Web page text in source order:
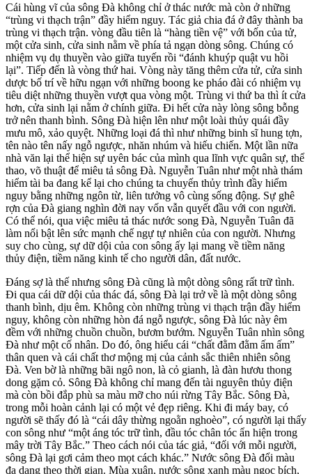
Cái hùng vĩ của sông Đà không chỉ ở thác nước mà còn ở những
“trùng vi thạch trận” đầy hiểm nguy. Tác giả chia đá ở đây thành ba
trùng vi thạch trận. vòng đầu tiên là “hàng tiền vệ” với bốn của tử,
một cửa sinh, cửa sinh nằm về phía tả ngạn dòng sông. Chúng có
nhiệm vụ dụ thuyền vào giữa tuyến rồi “đánh khuýp quật vu hồi
lại”. Tiếp đến là vòng thứ hai. Vòng này tăng thêm cửa tử, cửa sinh
dược bố trí về hữu ngạn với những boong ke pháo đài có nhiệm vụ
tiêu diệt những thuyền vượt qua vòng một. Trùng vi thứ ba thì ít cửa
hơn, cửa sinh lại nằm ở chính giữa. Đi hết cửa này lòng sông bỗng
trở nên thanh bình. Sông Đà hiện lên như một loài thủy quái đầy
mưu mô, xảo quyệt. Những loại đá thì như những binh sĩ hung tợn,
tên nào tên nấy ngỗ ngược, nhăn nhúm và hiếu chiến. Một lần nữa
nhà văn lại thể hiện sự uyên bác của mình qua lĩnh vực quân sự, thể
thao, võ thuật để miêu tả sông Đà. Nguyễn Tuân như một nhà thám
hiểm tài ba đang kể lại cho chúng ta chuyến thủy trình đầy hiểm
nguy bằng những ngôn từ, liên tưởng vô cùng sống động. Sự ghê
rợn của Đà giang nghìn đời nay vốn vẫn quyết đầu với con người.
Có thể nói, qua việc miêu tả thác nước song Đà, Nguyễn Tuân đã
làm nổi bật lên sức mạnh chế ngự tự nhiên của con người. Nhưng
suy cho cùng, sự dữ dội của con sông ấy lại mang về tiềm năng
thủy điện, tiềm năng kinh tế cho người dân, đất nước.
Đáng sợ là thế nhưng sông Đà cũng là một dòng sông rất trữ tình.
Đi qua cái dữ dội của thác đá, sông Đà lại trở về là một dòng sông
thanh bình, dịu êm. Không còn những trùng vi thạch trận đầy hiểm
nguy, không còn những hòn đá ngỗ ngược, sông Đà lúc này êm
đềm với những chuồn chuồn, bươm bướm. Nguyễn Tuân nhìn sông
Đà như một cố nhân. Do đó, ông hiểu cái “chất đằm đằm ấm ấm”
thân quen và cái chất thơ mộng mị của cảnh sắc thiên nhiên sông
Đà. Ven bờ là những bãi ngô non, là cỏ gianh, là đàn hươu thong
dong gặm cỏ. Sông Đà không chỉ mang đến tài nguyên thủy điện
mà còn bồi đắp phù sa màu mỡ cho núi rừng Tây Bắc. Sông Đà,
trong mỗi hoàn cảnh lại có một vẻ đẹp riêng. Khi đi máy bay, có
người sẽ thấy đó là “cái dây thừng ngoằn nghoèo”, có người lại thấy
con sông như “một áng tóc trữ tình, đầu tóc chân tóc ẩn hiện trong
mây trời Tây Bắc.” Theo cách nói của tác giả, “đối với mỗi người,
sông Đà lại gơi cảm theo mọt cách khác.” Nước sông Đà đổi màu
đa dạng theo thời gian. Mùa xuân, nước sông xanh màu ngọc bích,